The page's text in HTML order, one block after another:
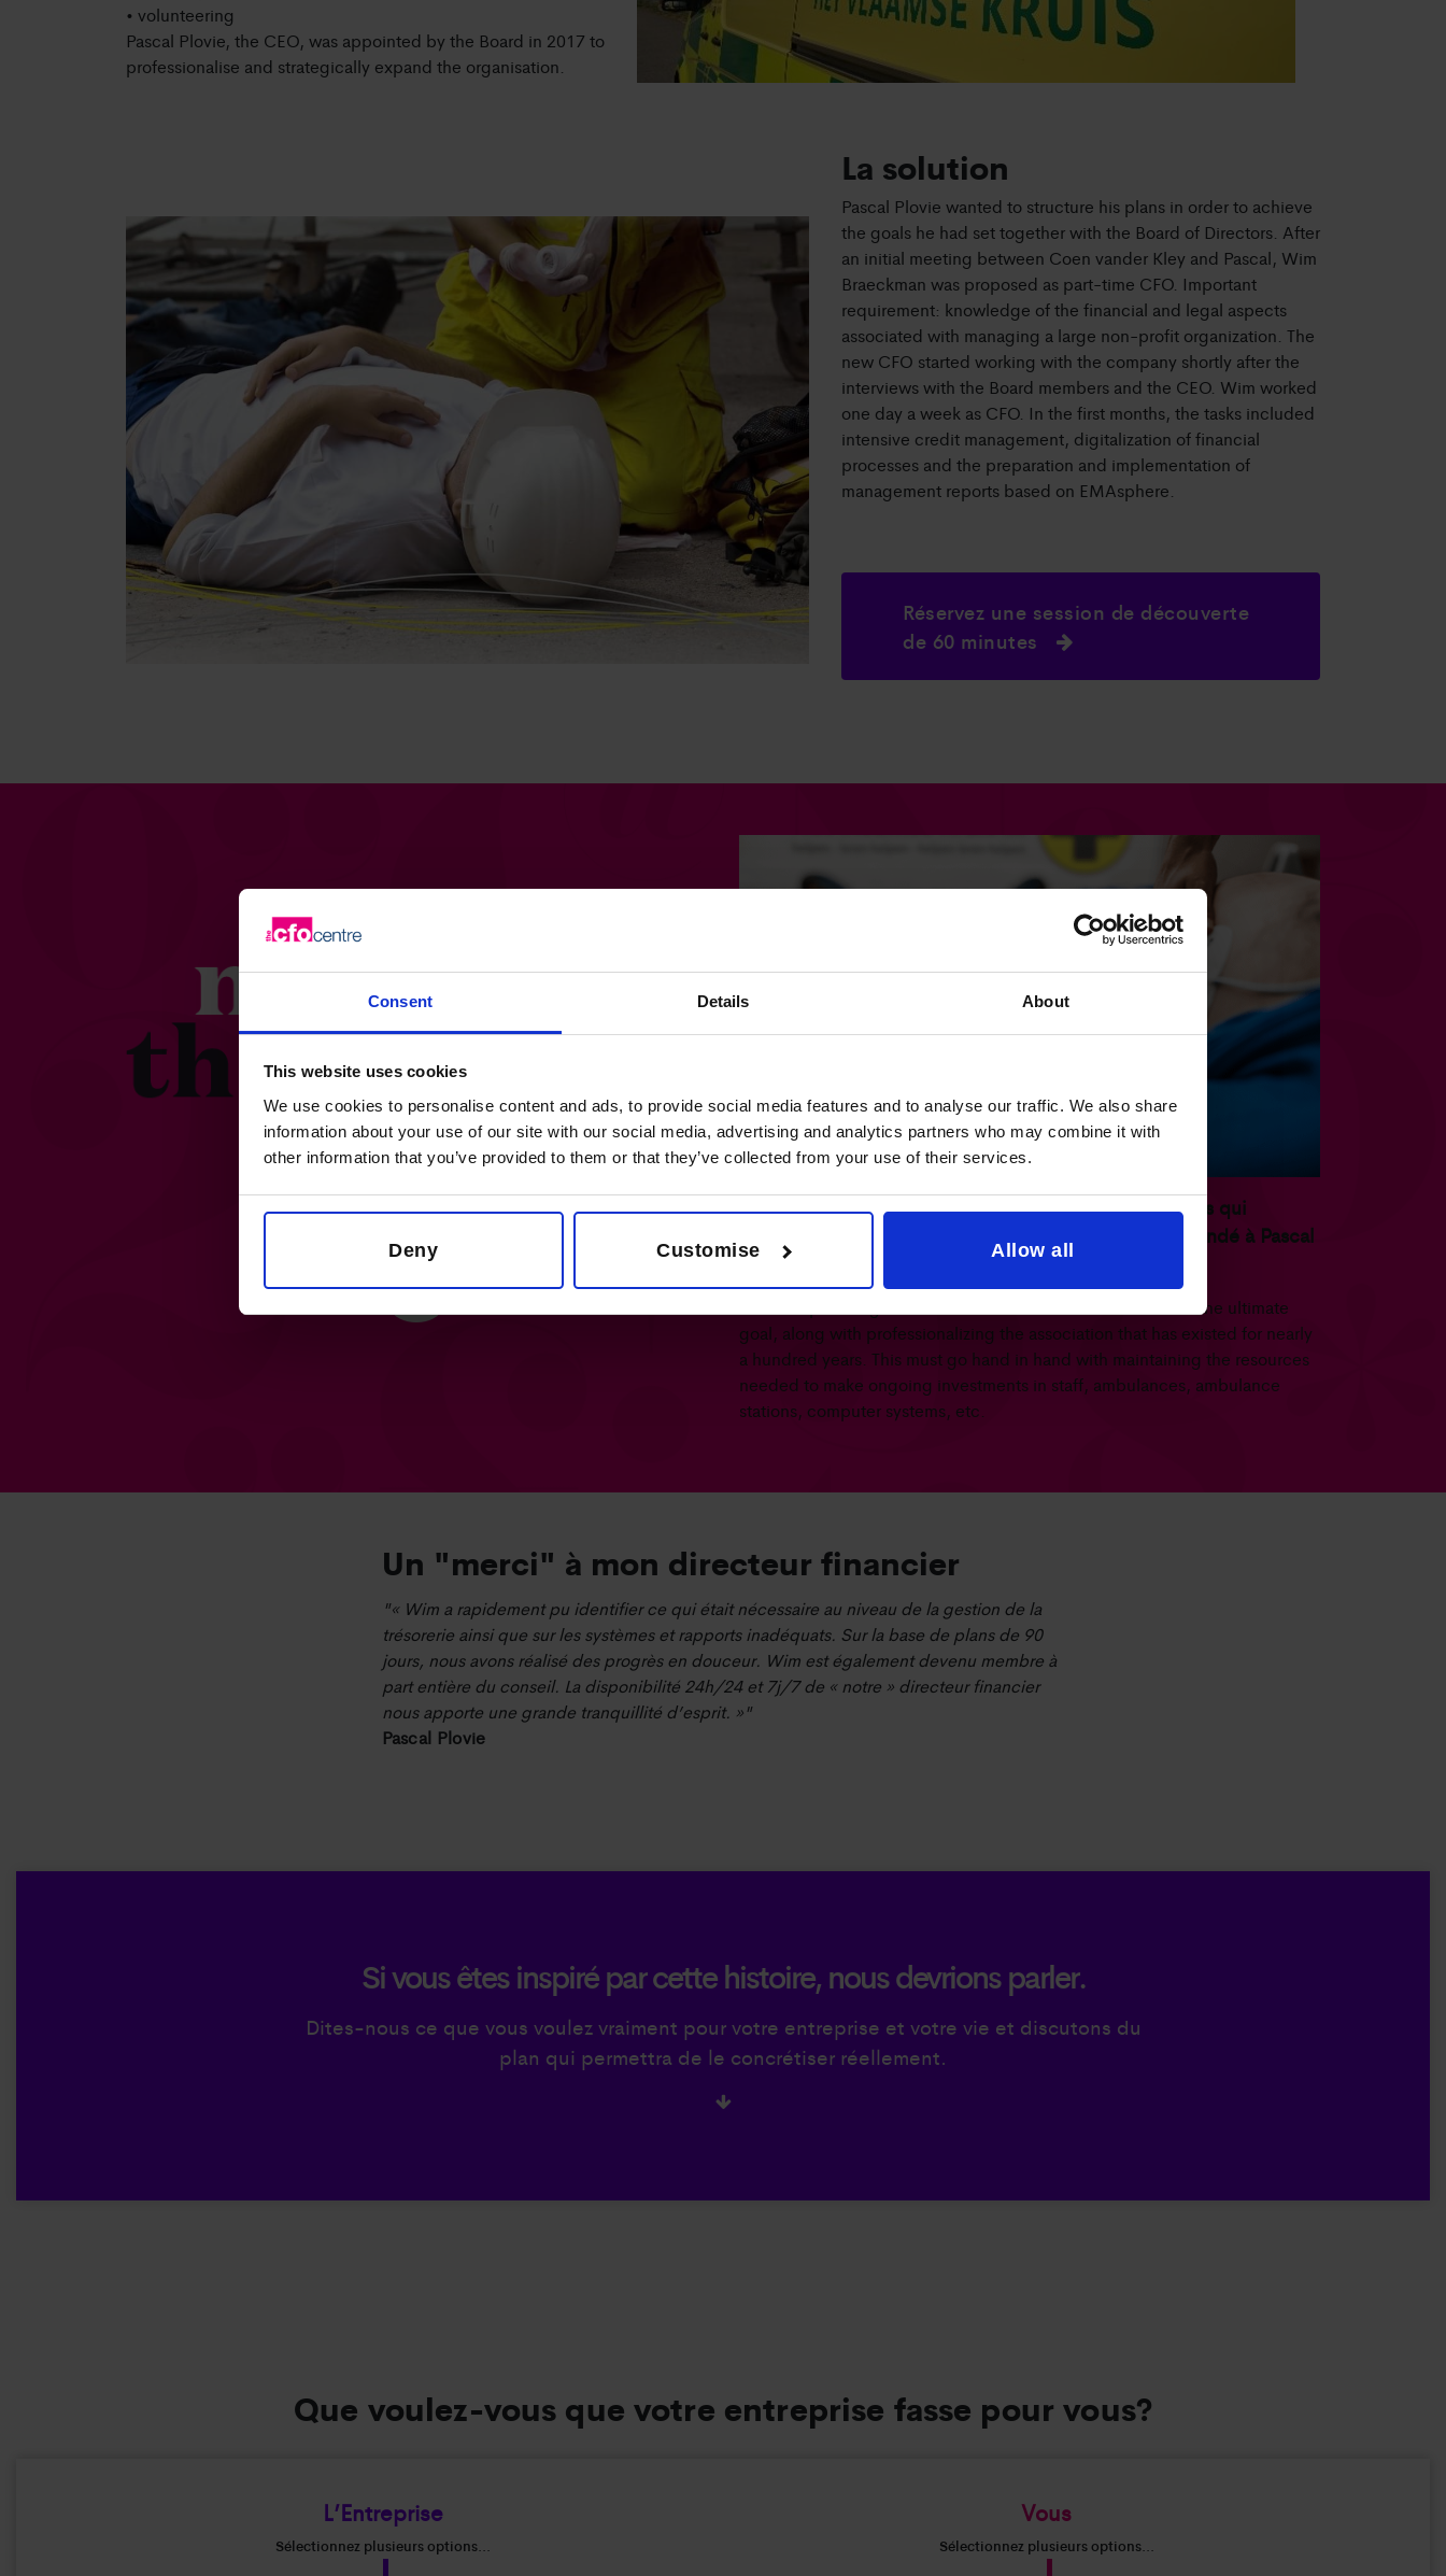
Consent Details About
This website uses cookies
We use cookies to personalise content and ads, to provide social media features and to analyse our traffic. We also share
information about your use of our site with our social media, advertising and analytics partners who may combine it with
other information that you’ve provided to them or that they’ve collected from your use of their services.
Deny Customise Allow all
• volunteering
Pascal Plovie, the CEO, was appointed by the Board in 2017 to
professionalise and strategically expand the organisation.
La solution
Pascal Plovie wanted to structure his plans in order to achieve
the goals he had set together with the Board of Directors. After
an initial meeting between Coen vander Kley and Pascal, Wim
Braeckman was proposed as part-time CFO. Important
requirement: knowledge of the financial and legal aspects
associated with managing a large non-profit organization. The
new CFO started working with the company shortly after the
interviews with the Board members and the CEO. Wim worked
one day a week as CFO. In the first months, the tasks included
intensive credit management, digitalization of financial
processes and the preparation and implementation of
management reports based on EMAsphere.
Réservez une session de découverte
de 60 minutes
0
Les chiffres comptent. Mais pas seulement les chiffres qui
expriment les bénéfices et le bilan. Nous avons demandé à Pascal
quel chiffre comptait vraiment pour lui.
The non-profit organization aims for 0 or break-even. This is the ultimate
goal, along with professionalizing the association that has existed for nearly
a hundred years. This must go hand in hand with maintaining the resources
needed to make ongoing investments in staff, ambulances, ambulance
stations, computer systems, etc.
Un "merci" à mon directeur financier
"« Wim a rapidement pu identifier ce qui était nécessaire au niveau de la gestion de la
trésorerie ainsi que sur les systèmes et rapports inadéquats. Sur la base de plans de 90
jours, nous avons réalisé des progrès en douceur. Wim est également devenu membre à
part entière du conseil. La disponibilité 24h/24 et 7j/7 de « notre » directeur financier
nous apporte une grande tranquillité d’esprit. »"
Pascal Plovie
Si vous êtes inspiré par cette histoire, nous devrions parler.
Dites-nous ce que vous voulez vraiment pour votre entreprise et votre vie et discutons du
plan qui permettra de le concrétiser réellement.
Que voulez-vous que votre entreprise fasse pour vous?
L’Entreprise
Sélectionnez plusieurs options...
Vous
Sélectionnez plusieurs options...